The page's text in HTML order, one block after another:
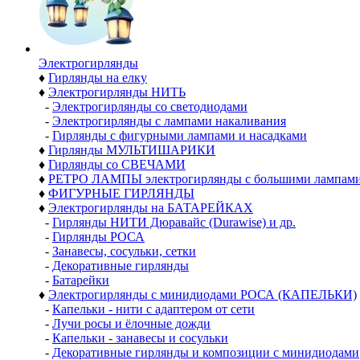
Электро­гирлянды
♦ Гирлянды на елку
♦ Электрогирлянды НИТЬ
- Электрогирлянды со светодиодами
- Электрогирлянды с лампами накаливания
- Гирлянды с фигурными лампами и насадками
♦ Гирлянды МУЛЬТИШАРИКИ
♦ Гирлянды со СВЕЧАМИ
♦ РЕТРО ЛАМПЫ электрогирлянды с большими
♦ ФИГУРНЫЕ ГИРЛЯНДЫ
♦ Электрогирлянды на БАТАРЕЙКАХ
- Гирлянды НИТИ Дюравайс (Durawise) и др.
- Гирлянды РОСА
- Занавесы, сосульки, сетки
- Декоративные гирлянды
- Батарейки
♦ Электрогирлянды с минидиодами РОСА (КАПЕЛЬКИ)
- Капельки - нити с адаптером от сети
- Лучи росы и ёлочные дожди
- Капельки - занавесы и сосульки
- Декоративные гирлянды и композиции с минидиодами